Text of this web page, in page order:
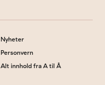
Nyheter
Personvern
Alt innhold fra A til Å